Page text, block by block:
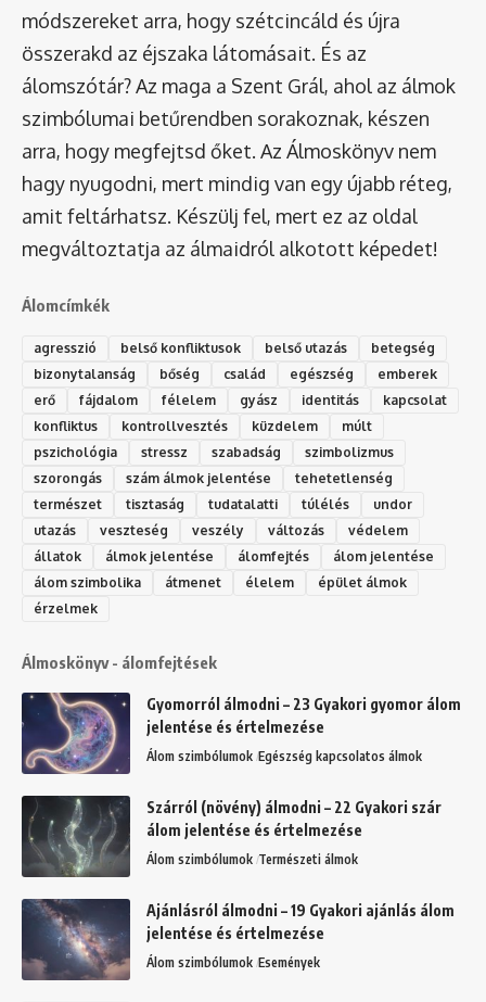
módszereket arra, hogy szétcincáld és újra
összerakd az éjszaka látomásait. És az
álomszótár? Az maga a Szent Grál, ahol az álmok
szimbólumai betűrendben sorakoznak, készen
arra, hogy megfejtsd őket. Az Álmoskönyv nem
hagy nyugodni, mert mindig van egy újabb réteg,
amit feltárhatsz. Készülj fel, mert ez az oldal
megváltoztatja az álmaidról alkotott képedet!
Álomcímkék
agresszió belső konfliktusok belső utazás
betegség
bizonytalanság
bőség család egészség
emberek
erő
fájdalom félelem gyász identitás
kapcsolat
konfliktus
kontrollvesztés küzdelem
múlt
pszichológia
stressz szabadság
szimbolizmus
szorongás
szám álmok jelentése
tehetetlenség
természet
tisztaság tudatalatti túlélés
undor
utazás
veszteség veszély változás
védelem
állatok
álmok jelentése álomfejtés
álom jelentése
álom szimbolika
átmenet élelem
épület álmok
érzelmek
Álmoskönyv - álomfejtések
Gyomorról álmodni – 23 Gyakori gyomor álom
jelentése és értelmezése
Álom szimbólumok Egészség kapcsolatos álmok
Szárról (növény) álmodni – 22 Gyakori szár
álom jelentése és értelmezése
Álom szimbólumok Természeti álmok
Ajánlásról álmodni – 19 Gyakori ajánlás álom
jelentése és értelmezése
Álom szimbólumok Események